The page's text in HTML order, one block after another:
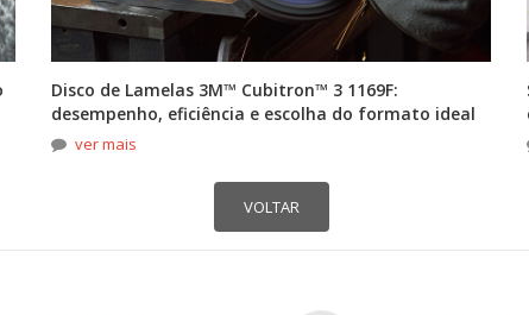
Disco de Lamelas 3M™ Cubitron™ 3 1169F:
desempenho, eficiência e escolha do formato ideal
ver mais